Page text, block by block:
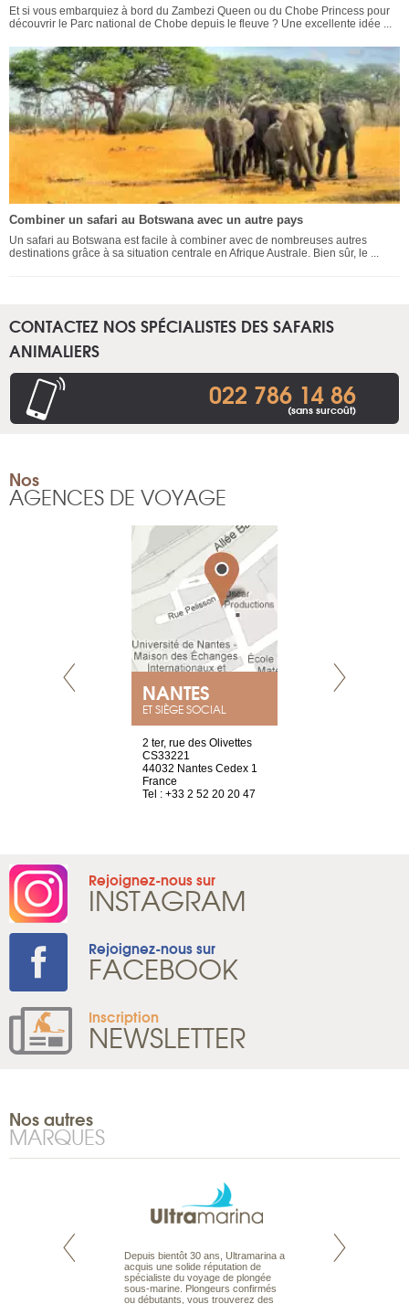
Et si vous embarquiez à bord du Zambezi Queen ou du Chobe Princess pour
découvrir le Parc national de Chobe depuis le fleuve ? Une excellente idée ...
Combiner un safari au Botswana avec un autre pays
Un safari au Botswana est facile à combiner avec de nombreuses autres
destinations grâce à sa situation centrale en Afrique Australe. Bien sûr, le ...
CONTACTEZ NOS SPÉCIALISTES DES SAFARIS
ANIMALIERS
022 786 14 86
(sans surcoût)
Nos
AGENCES DE VOYAGE
NANTES
ET SIÈGE SOCIAL
2 ter, rue des Olivettes
CS33221
44032 Nantes Cedex 1
France
Tel : +33 2 52 20 20 47
Rejoignez-nous sur
INSTAGRAM
Rejoignez-nous sur
FACEBOOK
Inscription
NEWSLETTER
Nos autres
MARQUES
est le spécialiste
Depuis bientôt 30 ans, Ultramarina a
acquis une solide réputation de
spécialiste du voyage de plongée
sous-marine. Plongeurs confirmés
ou débutants, vous trouverez des
Expert du voyage